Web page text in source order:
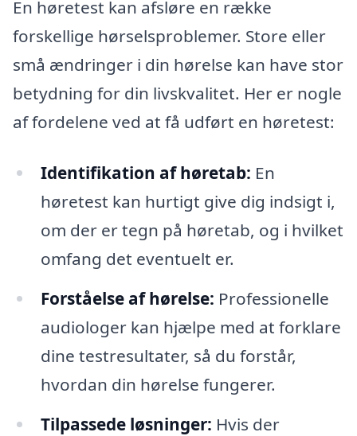
En høretest kan afsløre en række
forskellige hørselsproblemer. Store eller
små ændringer i din hørelse kan have stor
betydning for din livskvalitet. Her er nogle
af fordelene ved at få udført en høretest:
Identifikation af høretab: En
høretest kan hurtigt give dig indsigt i,
om der er tegn på høretab, og i hvilket
omfang det eventuelt er.
Forståelse af hørelse: Professionelle
audiologer kan hjælpe med at forklare
dine testresultater, så du forstår,
hvordan din hørelse fungerer.
Tilpassede løsninger: Hvis der